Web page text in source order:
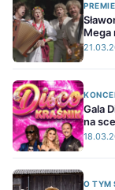
Mega
Gala
na
O TYM